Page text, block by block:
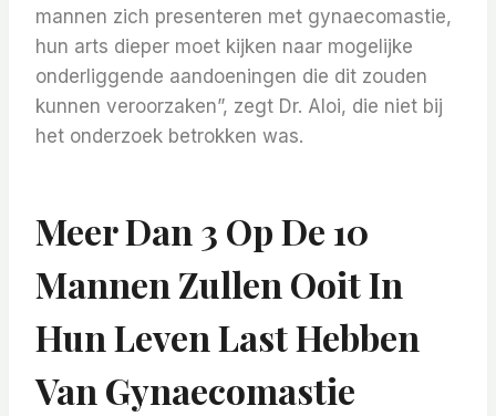
mannen zich presenteren met gynaecomastie,
hun arts dieper moet kijken naar mogelijke
onderliggende aandoeningen die dit zouden
kunnen veroorzaken”, zegt Dr. Aloi, die niet bij
het onderzoek betrokken was.
Meer Dan 3 Op De 10
Mannen Zullen Ooit In
Hun Leven Last Hebben
Van Gynaecomastie